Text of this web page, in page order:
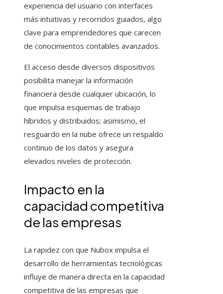
experiencia del usuario con interfaces
más intuitivas y recorridos guiados, algo
clave para emprendedores que carecen
de conocimientos contables avanzados.
El acceso desde diversos dispositivos
posibilita manejar la información
financiera desde cualquier ubicación, lo
que impulsa esquemas de trabajo
híbridos y distribuidos; asimismo, el
resguardo en la nube ofrece un respaldo
continuo de los datos y asegura
elevados niveles de protección.
Impacto en la
capacidad competitiva
de las empresas
La rapidez con que Nubox impulsa el
desarrollo de herramientas tecnológicas
influye de manera directa en la capacidad
competitiva de las empresas que